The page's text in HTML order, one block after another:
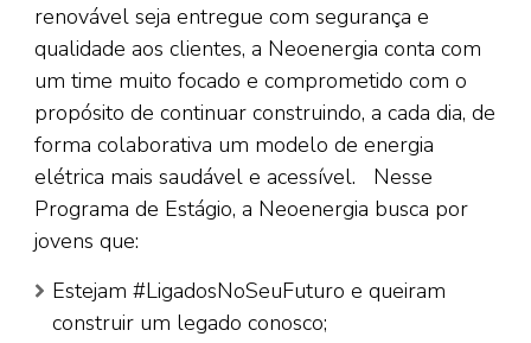
renovável seja entregue com segurança e
qualidade aos clientes, a Neoenergia conta com
um time muito focado e comprometido com o
propósito de continuar construindo, a cada dia, de
forma colaborativa um modelo de energia
elétrica mais saudável e acessível. Nesse
Programa de Estágio, a Neoenergia busca por
jovens que:
Estejam #LigadosNoSeuFuturo e queiram
construir um legado conosco;